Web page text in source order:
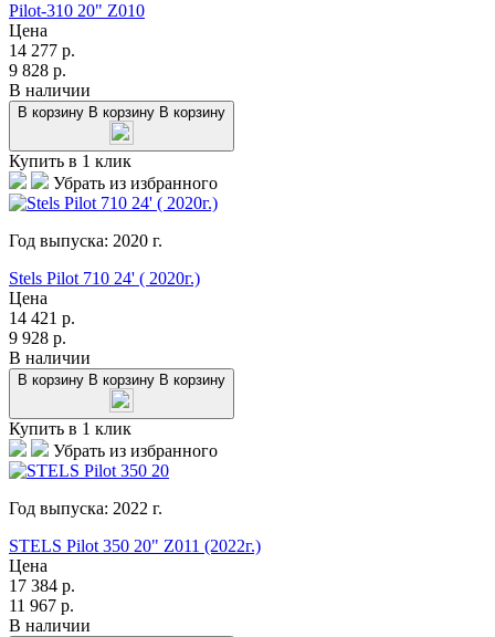
Pilot-310 20" Z010
Цена
14 277 р.
9 828 р.
В наличии
В корзину В корзину В корзину
Купить в 1 клик
Убрать из избранного
Год выпуска: 2020 г.
Stels Pilot 710 24' ( 2020г.)
Цена
14 421 р.
9 928 р.
В наличии
В корзину В корзину В корзину
Купить в 1 клик
Убрать из избранного
Год выпуска: 2022 г.
STELS Pilot 350 20" Z011 (2022г.)
Цена
17 384 р.
11 967 р.
В наличии